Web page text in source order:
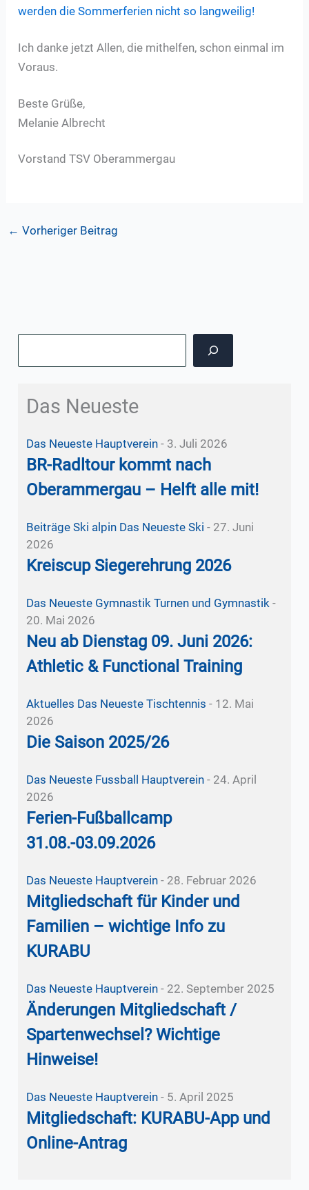
werden die Sommerferien nicht so langweilig!
Ich danke jetzt Allen, die mithelfen, schon einmal im
Voraus.
Beste Grüße,
Melanie Albrecht
Vorstand TSV Oberammergau
← Vorheriger Beitrag
Das Neueste
Das Neueste Hauptverein- 3. Juli 2026
BR-Radltour kommt nach
Oberammergau – Helft alle mit!
Beiträge Ski alpin Das Neueste Ski - 27. Juni
2026
Kreiscup Siegerehrung 2026
Das Neueste Gymnastik Turnen und Gymnastik -
20. Mai 2026
Neu ab Dienstag 09. Juni 2026:
Athletic & Functional Training
Aktuelles Das Neueste Tischtennis - 12. Mai
2026
Die Saison 2025/26
Das Neueste Fussball Hauptverein- 24. April
2026
Ferien-Fußballcamp
31.08.-03.09.2026
Das Neueste Hauptverein- 28. Februar 2026
Mitgliedschaft für Kinder und
Familien – wichtige Info zu
KURABU
Das Neueste Hauptverein- 22. September 2025
Änderungen Mitgliedschaft /
Spartenwechsel? Wichtige
Hinweise!
Das Neueste Hauptverein- 5. April 2025
Mitgliedschaft: KURABU-App und
Online-Antrag